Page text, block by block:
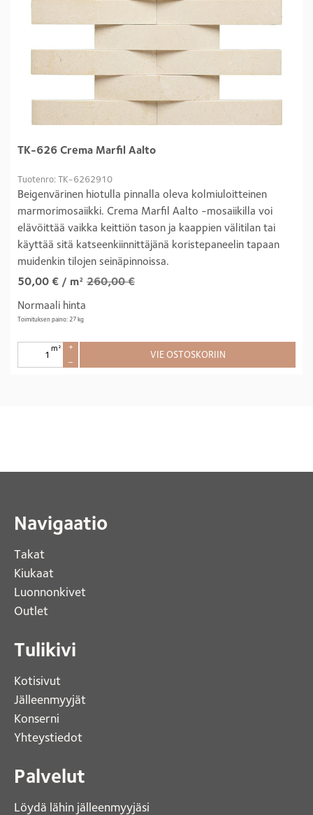
TK-626 Crema Marfil Aalto
Tuotenro: TK-6262910
Beigenvärinen hiotulla pinnalla oleva kolmiuloitteinen
marmorimosaiikki. Crema Marfil Aalto -mosaiikilla voi
elävöittää vaikka keittiön tason ja kaappien välitilan tai
käyttää sitä katseenkiinnittäjänä koristepaneelin tapaan
muidenkin tilojen seinäpinnoissa.
50,00 € / m² 260,00 €
Normaali hinta
Toimituksen paino: 27 kg
m²
+
–
VIE OSTOSKORIIN
Navigaatio
Takat
Kiukaat
Luonnonkivet
Outlet
Tulikivi
Kotisivut
Jälleenmyyjät
Konserni
Yhteystiedot
Palvelut
Löydä lähin jälleenmyyjäsi